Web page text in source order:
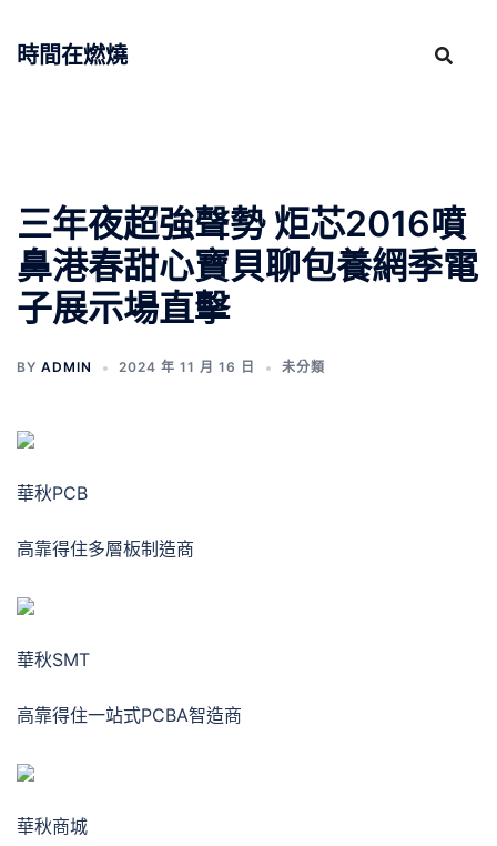
時間在燃燒
三年夜超強聲勢 炬芯2016噴
鼻港春甜心寶貝聊包養網季電
子展示場直擊
BY ADMIN 2024 年 11 月 16 日 未分類
華秋PCB
高靠得住多層板制造商
華秋SMT
高靠得住一站式PCBA智造商
華秋商城